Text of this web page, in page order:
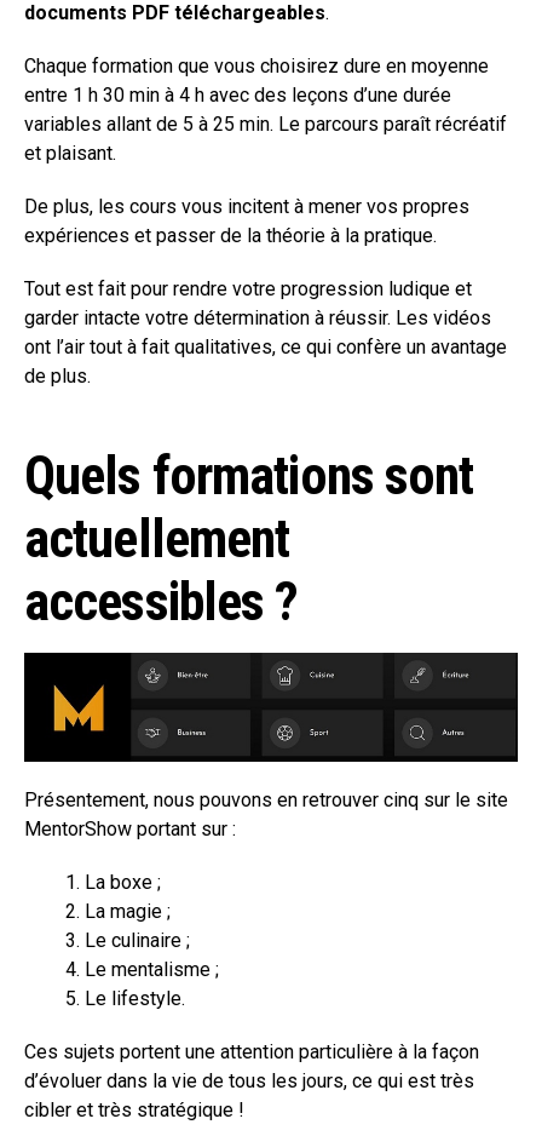
documents PDF téléchargeables.
Chaque formation que vous choisirez dure en moyenne
entre 1 h 30 min à 4 h avec des leçons d’une durée
variables allant de 5 à 25 min. Le parcours paraît récréatif
et plaisant.
De plus, les cours vous incitent à mener vos propres
expériences et passer de la théorie à la pratique.
Tout est fait pour rendre votre progression ludique et
garder intacte votre détermination à réussir. Les vidéos
ont l’air tout à fait qualitatives, ce qui confère un avantage
de plus.
Quels formations sont
actuellement
accessibles ?
Présentement, nous pouvons en retrouver cinq sur le site
MentorShow portant sur :
La boxe ;
La magie ;
Le culinaire ;
Le mentalisme ;
Le lifestyle.
Ces sujets portent une attention particulière à la façon
d’évoluer dans la vie de tous les jours, ce qui est très
cibler et très stratégique !